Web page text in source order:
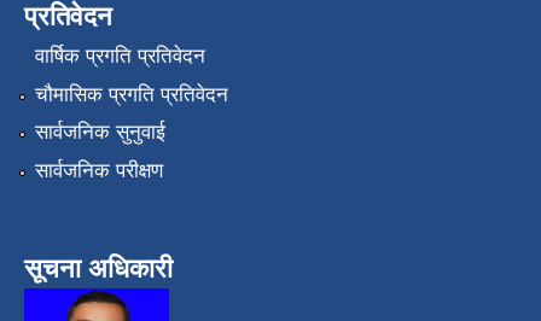
प्रतिवेदन
वार्षिक प्रगति प्रतिवेदन
चौमासिक प्रगति प्रतिवेदन
सार्वजनिक सुनुवाई
सार्वजनिक परीक्षण
सूचना अधिकारी